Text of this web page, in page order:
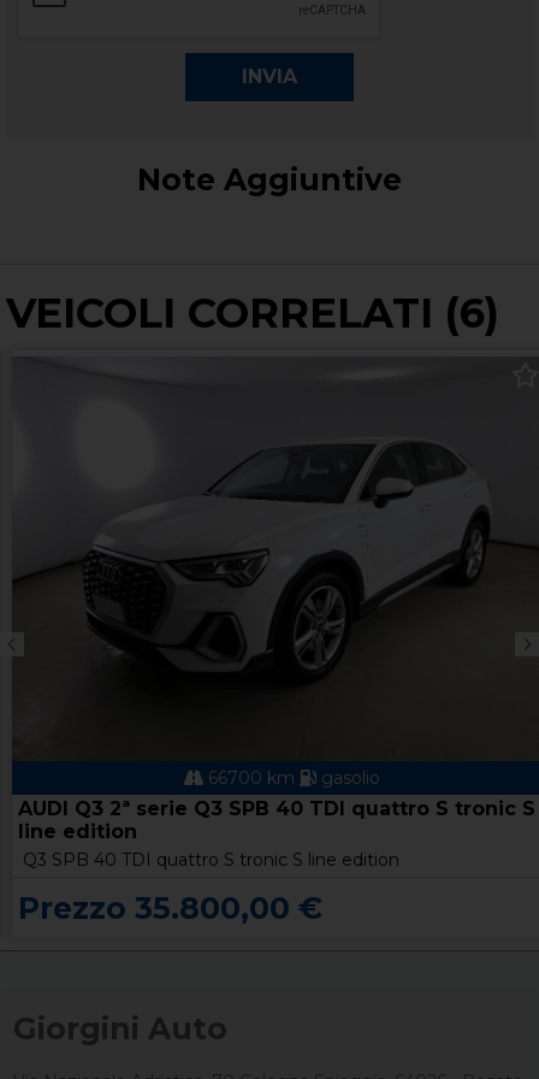
Note Aggiuntive
VEICOLI CORRELATI (6)
66700 km gasolio
AUDI Q3 2ª serie Q3 SPB 40 TDI quattro S tronic S
line edition
Q3 SPB 40 TDI quattro S tronic S line edition
Prezzo 35.800,00 €
Giorgini Auto